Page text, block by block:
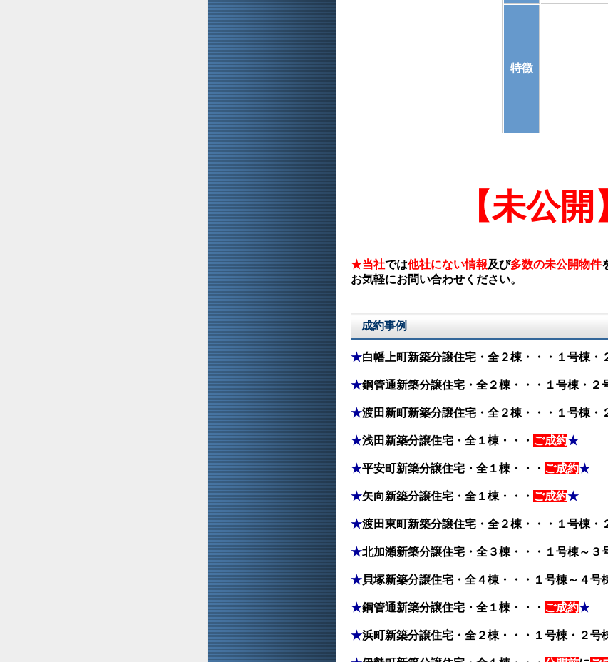
特徴
【未公開
★当社では他社にない情報及び多数の未公開物件
お気軽にお問い合わせください。
成約事例
★白幡上町新築分譲住宅・全２棟・・・１号棟・
★鋼管通新築分譲住宅・全２棟・・・１号棟・２
★渡田新町新築分譲住宅・全２棟・・・１号棟・
★浅田新築分譲住宅・全１棟・・・ ご成約★
★平安町新築分譲住宅・全１棟・・・ ご成約★
★矢向新築分譲住宅・全１棟・・・ ご成約★
★渡田東町新築分譲住宅・全２棟・・・１号棟・
★北加瀬新築分譲住宅・全３棟・・・１号棟～３
★貝塚新築分譲住宅・全４棟・・・１号棟～４号
★鋼管通新築分譲住宅・全１棟・・・ ご成約★
★浜町新築分譲住宅・全２棟・・・１号棟・２号